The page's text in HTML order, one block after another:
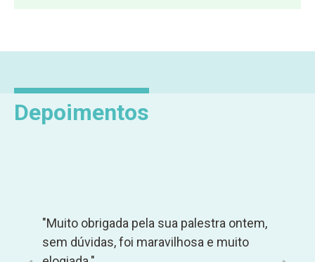
Depoimentos
"Muito obrigada pela sua palestra ontem,
sem dúvidas, foi maravilhosa e muito